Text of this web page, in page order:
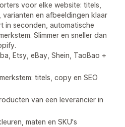
voor elke website: titels,
varianten en afbeeldingen klaar
in seconden, automatische
Slimmer en sneller dan
Etsy, eBay, Shein, TaoBao +
titels, copy en SEO
van een leverancier in
maten en SKU's